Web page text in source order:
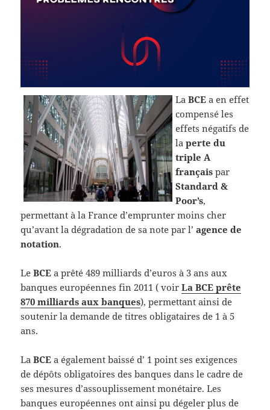
LaBCE a en effet
compensé les
effets négatifs de
laperte du
triple A
français par
Standard &
Poor’s,
permettant à la France d’emprunter moins cher
qu’avant la dégradation de sa note par l’agence de
notation.
LeBCE a prêté 489 milliards d’euros à 3 ans aux
banques européennes fin 2011 ( voirLa BCE prête
870 milliards aux banques), permettant ainsi de
soutenir la demande de titres obligataires de 1 à 5
ans.
LaBCE a également baissé d’ 1 point ses exigences
de dépôts obligatoires des banques dans le cadre de
ses mesures d’assouplissement monétaire. Les
banques européennes ont ainsi pu dégeler plus de